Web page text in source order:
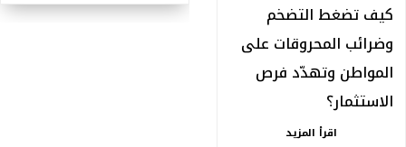
كيف تضغط التضخم
وضرائب المحروقات على
المواطن وتهدّد فرص
الاستثمار؟
اقرأ المزيد